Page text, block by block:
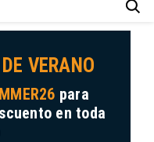
VERANO
para
en toda